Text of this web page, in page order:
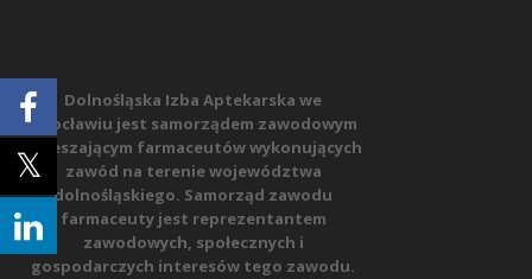
Dolnośląska Izba Aptekarska we
Wrocławiu jest samorządem zawodowym
zrzeszającym farmaceutów wykonujących
zawód na terenie województwa
dolnośląskiego. Samorząd zawodu
farmaceuty jest reprezentantem
zawodowych, społecznych i
gospodarczych interesów tego zawodu.